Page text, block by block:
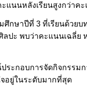
แนนหลังเรียนสูงกว่า
กษาปีที่ 3 ที่เรียนด้วย
ะ พบว่าคะแนนเฉลี่ย
ะกอบการจัดกิจกรรม
อยู่ในระดับมากที่สุด